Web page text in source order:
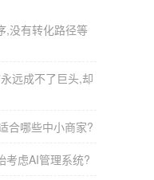
认完后，如果是自己做
的详细说明都需要分析透
计（保障完整的业务流
,没有转化路径等
远成不了巨头,却
合哪些中小商家?
考虑AI管理系统?